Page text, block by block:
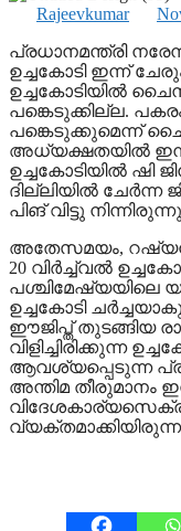
Rajeevkumar
പ്രധാനമന്ത്രി
ഉച്ചകോടി ഇന്ന്
ഉച്ചകോടിയിൽ
പങ്കെടുക്കില്ല.
പങ്കെടുക്കുമെന്ന്
അധ്യക്ഷതയിൽ
ഉച്ചകോടിയിൽ ഷി
ദില്ലിയിൽ ചേർന്ന
പിങ് വിട്ടു
അതേസമയം, റഷ്യൻ
20 വിർച്ച്വൽ
പശ്ചിമേഷ്യയിലെ
ഉച്ചകോടി
ഈജിപ്ത് തുടങ്ങിയ
വിളിച്ചിരിക്കുന്ന
ആവശ്യപ്പെടുന്ന
അന്തിമ തീരുമാനം